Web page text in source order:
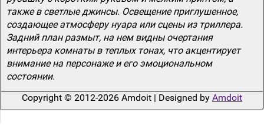
также в светлые джинсы. Освещение приглушенное,
создающее атмосферу нуара или сцены из триллера.
Задний план размыт, на нем видны очертания
интерьера комнаты в теплых тонах, что акцентирует
внимание на персонаже и его эмоциональном
состоянии.
Copyright © 2012-2026 Amdoit | Designed by Amdoit